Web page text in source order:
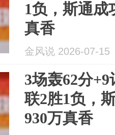
1负，斯通成
真香
金风说 2026-07-15
3场轰62分
联2胜1负，
930万真香